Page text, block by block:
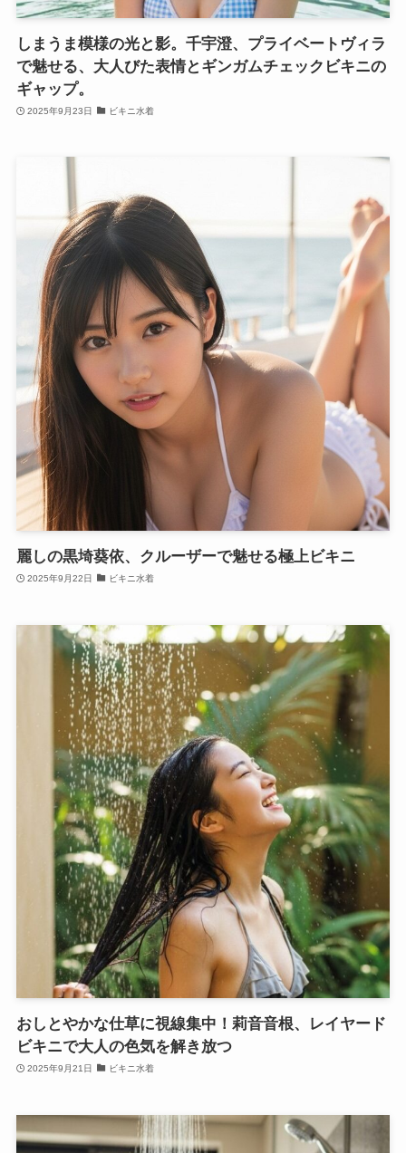
しまうま模様の光と影。千宇澄、プライベートヴィラ
で魅せる、大人びた表情とギンガムチェックビキニの
ギャップ。
2025年9月23日 ビキニ水着
麗しの黒埼葵依、クルーザーで魅せる極上ビキニ
2025年9月22日 ビキニ水着
おしとやかな仕草に視線集中！莉音音根、レイヤード
ビキニで大人の色気を解き放つ
2025年9月21日 ビキニ水着